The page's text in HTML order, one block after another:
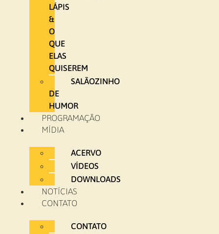
LÁPIS
&
O
QUE
ELAS
QUISEREM
SALÃOZINHO
DE
HUMOR
PROGRAMAÇÃO
MÍDIA
ACERVO
VÍDEOS
DOWNLOADS
NOTÍCIAS
CONTATO
CONTATO